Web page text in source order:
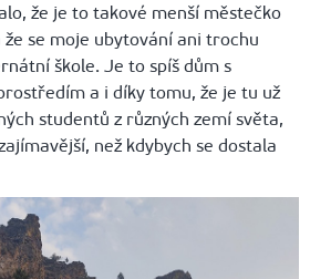
že je to takové menší městečko
se moje ubytování ani trochu
škole. Je to spíš dům s
a i díky tomu, že je tu už
studentů z různých zemí světa,
než kdybych se dostala